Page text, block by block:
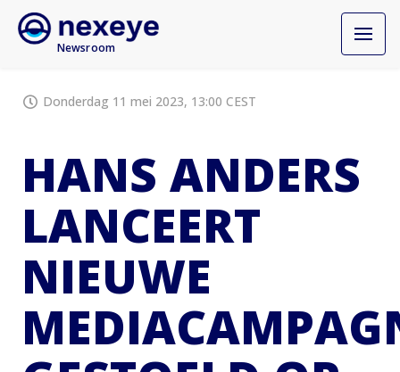
Newsroom
Donderdag 11 mei 2023, 13:00 CEST
HANS ANDERS
LANCEERT
NIEUWE